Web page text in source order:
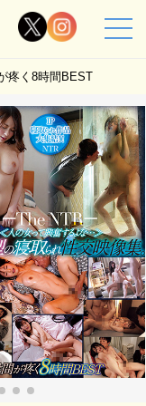
疼く8時間BEST